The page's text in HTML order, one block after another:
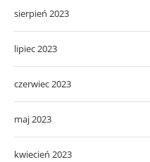
sierpień 2023
lipiec 2023
czerwiec 2023
maj 2023
kwiecień 2023